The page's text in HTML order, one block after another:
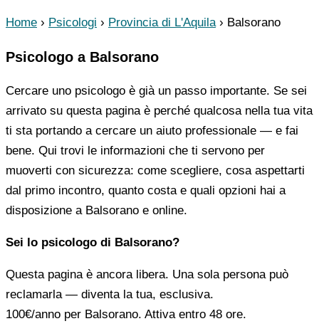
Home › Psicologi › Provincia di L'Aquila › Balsorano
Psicologo a Balsorano
Cercare uno psicologo è già un passo importante. Se sei
arrivato su questa pagina è perché qualcosa nella tua vita
ti sta portando a cercare un aiuto professionale — e fai
bene. Qui trovi le informazioni che ti servono per
muoverti con sicurezza: come scegliere, cosa aspettarti
dal primo incontro, quanto costa e quali opzioni hai a
disposizione a Balsorano e online.
Sei lo psicologo di Balsorano?
Questa pagina è ancora libera. Una sola persona può
reclamarla — diventa la tua, esclusiva.
100€/anno per Balsorano. Attiva entro 48 ore.